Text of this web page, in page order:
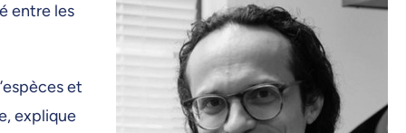
entre les
et
explique